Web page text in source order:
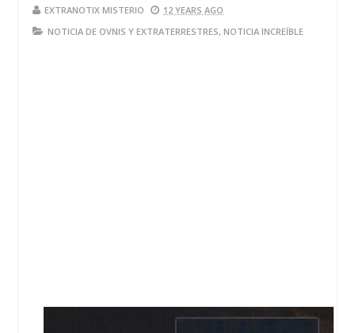
EXTRANOTIX MISTERIO
12 YEARS AGO
NOTICIA DE OVNIS Y EXTRATERRESTRES, NOTICIA INCREÍBLE